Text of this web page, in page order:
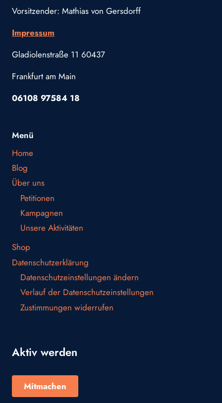
Vorsitzender: Mathias von Gersdorff
Impressum
Gladiolenstraße 11 60437
Frankfurt am Main
06108 97584 18
Menü
Home
Blog
Über uns
Petitionen
Kampagnen
Unsere Aktivitäten
Shop
Datenschutzerklärung
Datenschutzeinstellungen ändern
Verlauf der Datenschutzeinstellungen
Zustimmungen widerrufen
Aktiv werden
Mitmachen